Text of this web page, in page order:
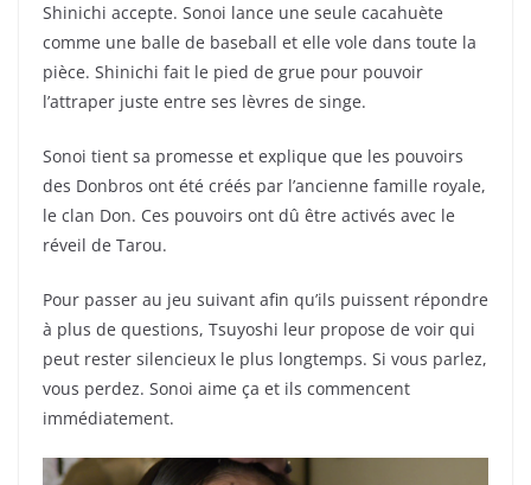
Shinichi accepte. Sonoi lance une seule cacahuète
comme une balle de baseball et elle vole dans toute la
pièce. Shinichi fait le pied de grue pour pouvoir
l’attraper juste entre ses lèvres de singe.
Sonoi tient sa promesse et explique que les pouvoirs
des Donbros ont été créés par l’ancienne famille royale,
le clan Don. Ces pouvoirs ont dû être activés avec le
réveil de Tarou.
Pour passer au jeu suivant afin qu’ils puissent répondre
à plus de questions, Tsuyoshi leur propose de voir qui
peut rester silencieux le plus longtemps. Si vous parlez,
vous perdez. Sonoi aime ça et ils commencent
immédiatement.